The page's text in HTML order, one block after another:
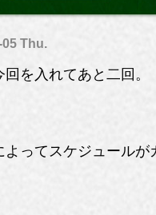
05 Thu.
を入れてあと二回。
よってスケジュール